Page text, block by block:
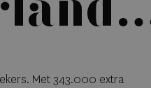
Met 343.000 extra